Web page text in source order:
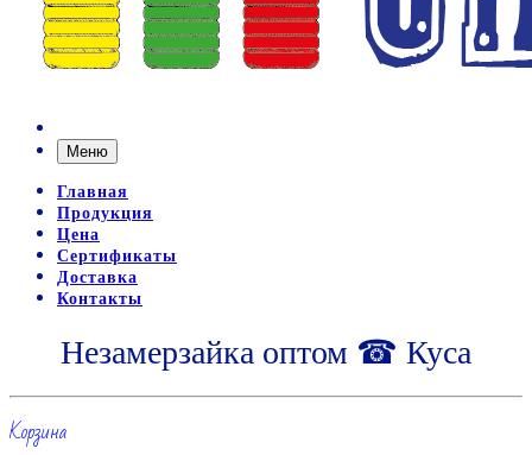
Меню
Главная
Продукция
Цена
Сертификаты
Доставка
Контакты
Незамерзайка оптом ☎ Куса
Корзина